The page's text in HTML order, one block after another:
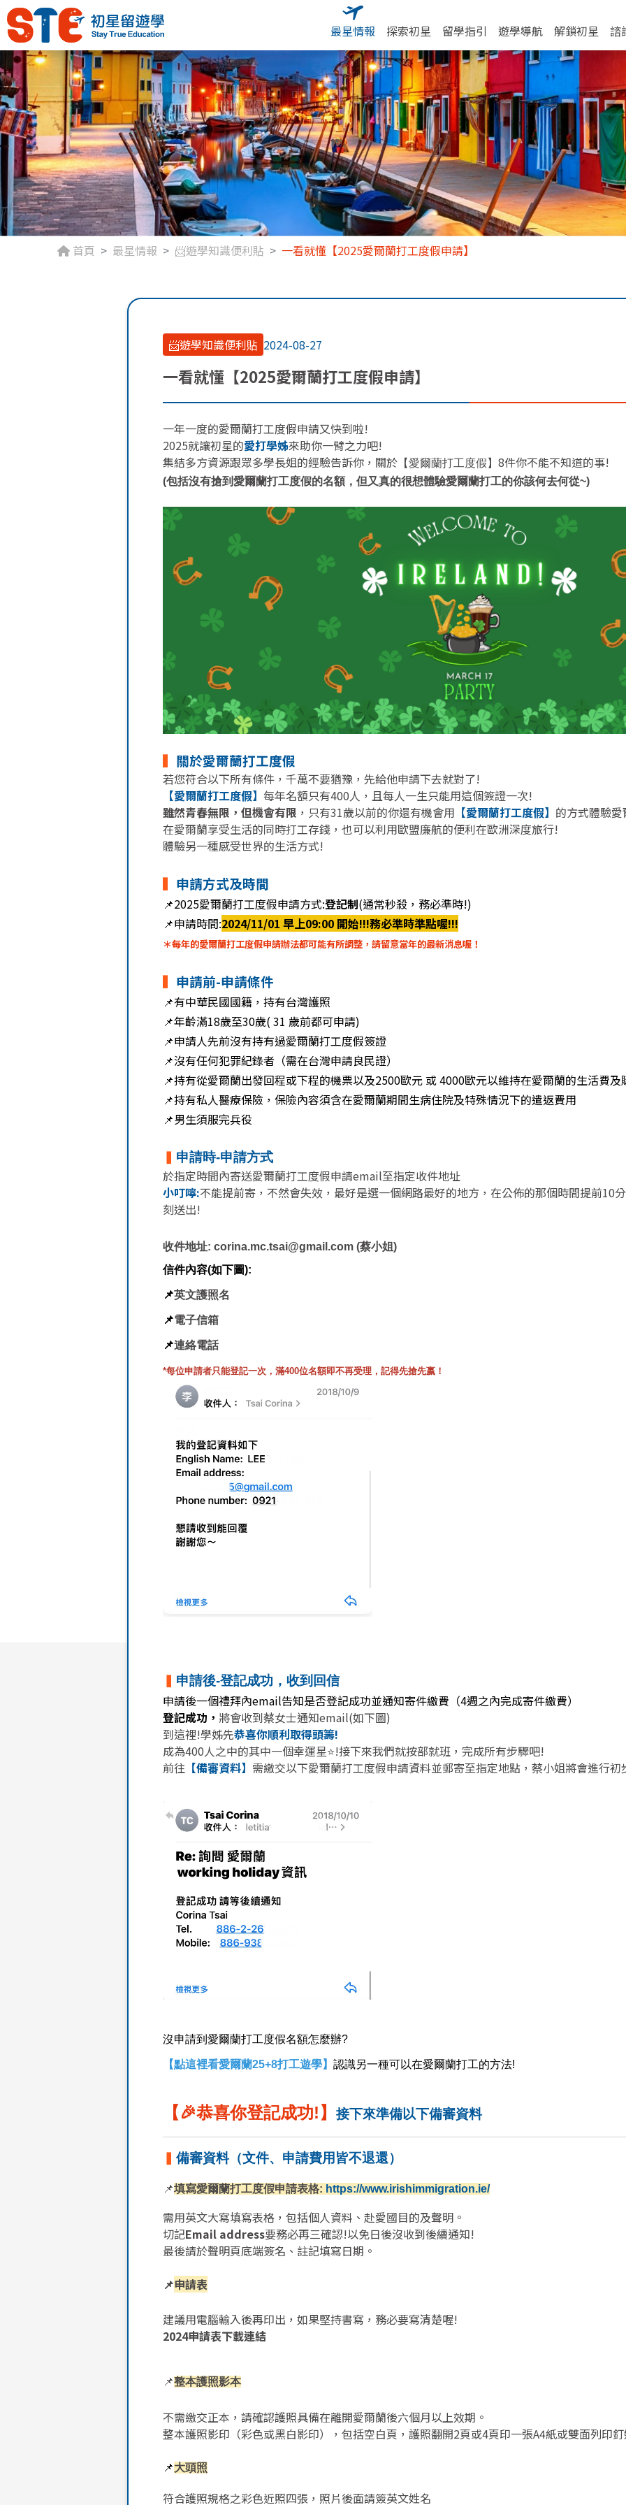
最星情報 探索初星 留學指引 遊學導航 解鎖初星 諮
首頁 最星情報 📨遊學知識便利貼 一看就懂【2025愛爾蘭打工度假申請】
📨遊學知識便利貼 2024-08-27
一看就懂【2025愛爾蘭打工度假申請】
一年一度的愛爾蘭打工度假申請又快到啦!
2025就讓初星的愛打學姊來助你一臂之力吧!
集結多方資源跟眾多學長姐的經驗告訴你，關於 【愛爾蘭打工度假】 8件你不能不知道的事!
(包括沒有搶到愛爾蘭打工度假的名額，但又真的很想體驗愛爾蘭打工的你該何去何從~)
▍ 關於愛爾蘭打工度假
若您符合以下所有條件，千萬不要猶豫，先給他申請下去就對了!
【愛爾蘭打工度假】 每年名額只有400人，且每人一生只能用這個簽證一次!
雖然青春無限，但機會有限 ，只有31歲以前的你還有機會用 【愛爾蘭打工度假】 的方式體驗
在愛爾蘭享受生活的同時打工存錢，也可以利用歐盟廉航的便利在歐洲深度旅行!
體驗另一種感受世界的生活方式!
▍ 申請方式及時間
📌2025愛爾蘭打工度假申請方式:登記制(通常秒殺，務必準時!)
📌申請時間:2024/11/01 早上09:00 開始!!!務必準時準點喔!!!
＊每年的愛爾蘭打工度假申請辦法都可能有所調整，請留意當年的最新消息喔！
▍ 申請前-申請條件
📌有中華民國國籍，持有台灣護照
📌年齡滿18歲至30歲( 31 歲前都可申請)
📌申請人先前沒有持有過愛爾蘭打工度假簽證
📌沒有任何犯罪紀錄者（需在台灣申請良民證）
📌持有從愛爾蘭出發回程或下程的機票以及2500歐元 或 4000歐元以維持在愛爾蘭的生活費
📌持有私人醫療保險，保險內容須含在愛爾蘭期間生病住院及特殊情況下的遣返費用
📌男生須服完兵役
申請時-申請方式
於指定時間內寄送愛爾蘭打工度假申請email至指定收件地址
小叮嚀:不能提前寄，不然會失效，最好是選一個網路最好的地方，在公佈的那個時間提前10
刻送出!
收件地址: corina.mc.tsai@gmail.com (蔡小姐)
信件內容(如下圖):
📌英文護照名
📌電子信箱
📌連絡電話
*每位申請者只能登記一次，滿400位名額即不再受理，記得先搶先嬴！
申請後-登記成功，收到回信
申請後一個禮拜內email告知是否登記成功並通知寄件繳費（4週之內完成寄件繳費）
登記成功， 將會收到蔡女士通知email(如下圖)
到這裡!學姊先恭喜你順利取得頭籌!
成為400人之中的其中一個幸運星⭐!接下來我們就按部就班，完成所有步驟吧!
前往 【備審資料】 需繳交以下愛爾蘭打工度假申請資料並郵寄至指定地點，蔡小姐將會進行初
沒申請到愛爾蘭打工度假名額怎麼辦?
【點這裡看愛爾蘭25+8打工遊學】 認識另一種可以在愛爾蘭打工的方法!
【🎉恭喜你登記成功!】 接下來準備以下備審資料
備審資料（文件、申請費用皆不退還）
📌填寫愛爾蘭打工度假申請表格: https://www.irishimmigration.ie/
需用英文大寫填寫表格，包括個人資料、赴愛國目的及聲明。
切記Email address要務必再三確認!以免日後沒收到後續通知!
最後請於聲明頁底端簽名、註記填寫日期。
📌申請表
建議用電腦輸入後再印出，如果堅持書寫，務必要寫清楚喔!
2024申請表下載連結
📌整本護照影本
不需繳交正本，請確認護照具備在離開愛爾蘭後六個月以上效期。
整本護照影印（彩色或黑白影印），包括空白頁，護照翻開2頁或4頁印一張A4紙或雙面列印
📌大頭照
符合護照規格之彩色近照四張，照片後面請簽英文姓名